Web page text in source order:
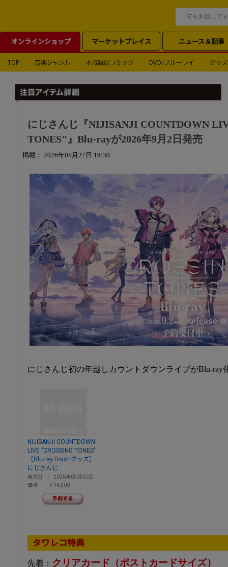
オンラインショップ マーケットプレイス ニュース＆記事
TOP 音楽ジャンル 本/雑誌/コミック DVD/ブルーレイ グッズ
にじさんじ『NIJISANJI COUNTDOWN
TONES"』Blu-rayが2026年9月2日発売
掲載： 2026年05月27日 19:30
にじさんじ初の年越しカウントダウンライブがBlu-ray
NIJISANJI COUNTDOWN
LIVE "CROSSING TONES"
［Blu-ray Disc+グッズ］
にじさんじ
発売日
2026年09月02日
価格
￥14,300
タワレコ特典
先着： クリアカード（ポストカードサイズ）